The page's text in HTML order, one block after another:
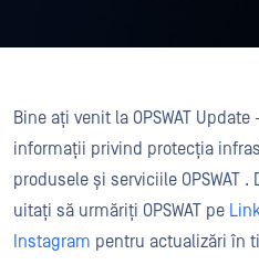
Bine ați venit la OPSWAT
informații privind protecția
produsele și serviciile OPSWAT
uitați să urmăriți OPSWAT pe
Instagram pentru actualizări în